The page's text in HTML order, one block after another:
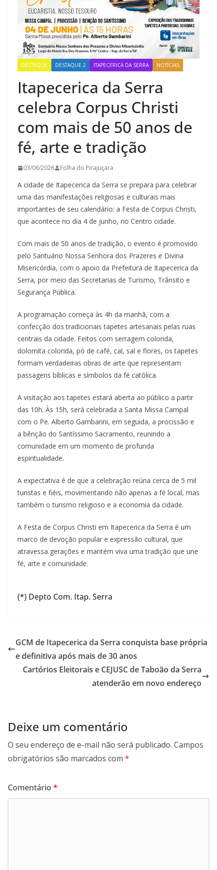
DESTAQUE DESTAQUE 2 ITAPECERICA DA SERRA NOTÍCIAS
Itapecerica da Serra
celebra Corpus Christi
com mais de 50 anos de
fé, arte e tradição
03/06/2026 Folha do Pirajuçara
A cidade de Itapecerica da Serra se prepara para celebrar
uma das manifestações religiosas e culturais mais
importantes de seu calendário: a Festa de Corpus Christi,
que acontece no dia 4 de junho, no Centro cidade.
Com mais de 50 anos de tradição, o evento é promovido
pelo Santuário Nossa Senhora dos Prazeres e Divina
Misericórdia, com o apoio da Prefeitura de Itapecerica da
Serra, por meio das Secretarias de Turismo, Trânsito e
Segurança Pública.
A programação começa às 4h da manhã, com a
confecção dos tradicionais tapetes artesanais pelas ruas
centrais da cidade. Feitos com serragem colorida,
dolomita colorida, pó de café, cal, sal e flores, os tapetes
formam verdadeiras obras de arte que representam
passagens bíblicas e símbolos da fé católica.
A visitação aos tapetes estará aberta ao público a partir
das 10h. Às 15h, será celebrada a Santa Missa Campal
com o Pe. Alberto Gambarini, em seguida, a procissão e
a bênção do Santíssimo Sacramento, reunindo a
comunidade em um momento de profunda
espiritualidade.
A expectativa é de que a celebração reúna cerca de 5 mil
turistas e fiéis, movimentando não apenas a fé local, mas
também o turismo religioso e a economia da cidade.
A Festa de Corpus Christi em Itapecerica da Serra é um
marco de devoção popular e expressão cultural, que
atravessa gerações e mantém viva uma tradição que une
fé, arte e comunidade.
(*) Depto Com. Itap. Serra
GCM de Itapecerica da Serra conquista base própria
e definitiva após mais de 30 anos
Cartórios Eleitorais e CEJUSC de Taboão da Serra
atenderão em novo endereço
Deixe um comentário
O seu endereço de e-mail não será publicado. Campos
obrigatórios são marcados com *
Comentário *